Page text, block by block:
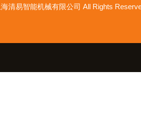
清易智能机械有限公司 All Rights